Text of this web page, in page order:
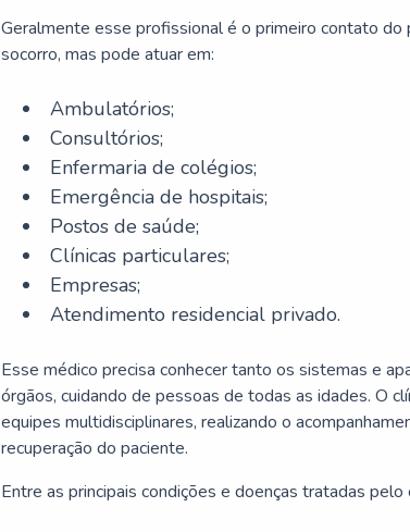
Geralmente esse profissional é o primeiro contato
socorro, mas pode atuar em:
Ambulatórios;
Consultórios;
Enfermaria de colégios;
Emergência de hospitais;
Postos de saúde;
Clínicas particulares;
Empresas;
Atendimento residencial privado.
Esse médico precisa conhecer tanto os sistemas e
órgãos, cuidando de pessoas de todas as idades. O
equipes multidisciplinares, realizando o
recuperação do paciente.
Entre as principais condições e doenças tratadas pelo